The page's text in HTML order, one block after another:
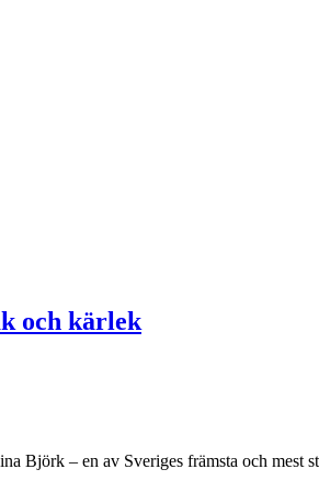
och kärlek
Björk – en av Sveriges främsta och mest